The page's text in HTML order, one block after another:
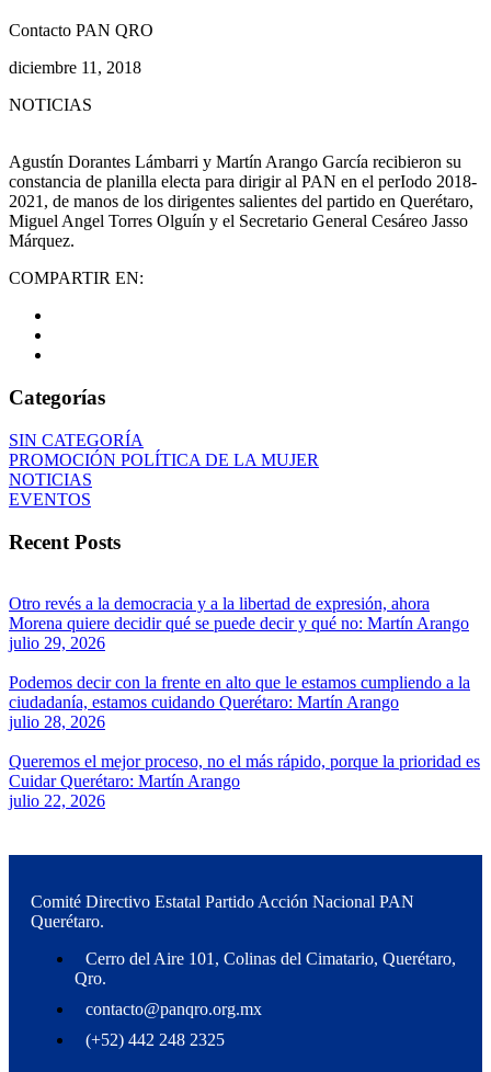
Contacto PAN QRO
diciembre 11, 2018
NOTICIAS
Agustín Dorantes Lámbarri y Martín Arango García recibieron su
constancia de planilla electa para dirigir al PAN en el perIodo 2018-
2021, de manos de los dirigentes salientes del partido en Querétaro,
Miguel Angel Torres Olguín y el Secretario General Cesáreo Jasso
Márquez.
COMPARTIR EN:
Categorías
SIN CATEGORÍA
PROMOCIÓN POLÍTICA DE LA MUJER
NOTICIAS
EVENTOS
Recent Posts
Otro revés a la democracia y a la libertad de expresión, ahora
Morena quiere decidir qué se puede decir y qué no: Martín Arango
julio 29, 2026
Podemos decir con la frente en alto que le estamos cumpliendo a la
ciudadanía, estamos cuidando Querétaro: Martín Arango
julio 28, 2026
Queremos el mejor proceso, no el más rápido, porque la prioridad es
Cuidar Querétaro: Martín Arango
julio 22, 2026
Comité Directivo Estatal Partido Acción Nacional PAN
Querétaro.
Cerro del Aire 101, Colinas del Cimatario, Querétaro,
Qro.
contacto@panqro.org.mx
(+52) 442 248 2325